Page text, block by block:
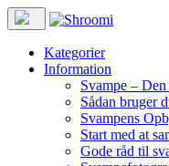
Kategorier
Information
Svampe –
Sådan bruger
Svampens
Start med at
Gode råd til